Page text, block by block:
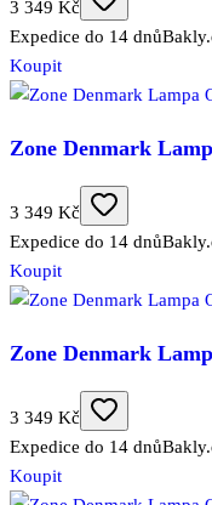
3 349 Kč
Expedice do 14 dnů
Koupit
Zone Denmark
3 349 Kč
Expedice do 14 dnů
Koupit
Zone Denmark
3 349 Kč
Expedice do 14 dnů
Koupit